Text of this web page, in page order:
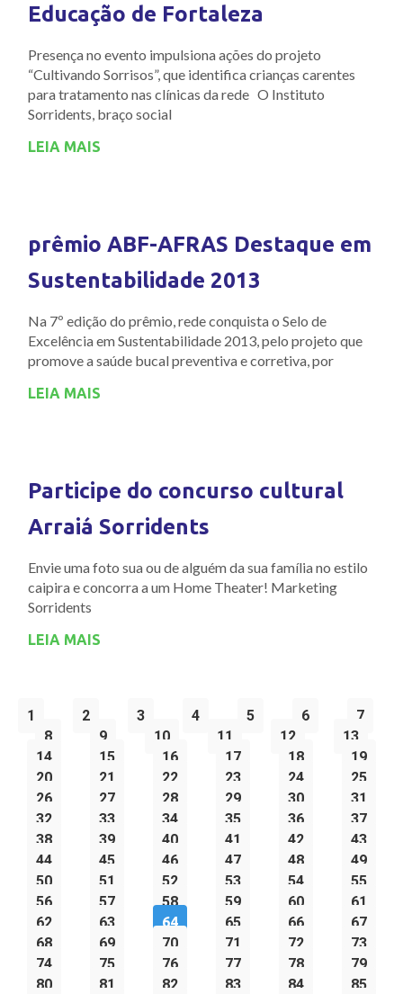
Educação de Fortaleza
Presença no evento impulsiona ações do projeto
“Cultivando Sorrisos”, que identifica crianças carentes
para tratamento nas clínicas da rede O Instituto
Sorridents, braço social
LEIA MAIS
prêmio ABF-AFRAS Destaque em
Sustentabilidade 2013
Na 7º edição do prêmio, rede conquista o Selo de
Excelência em Sustentabilidade 2013, pelo projeto que
promove a saúde bucal preventiva e corretiva, por
LEIA MAIS
Participe do concurso cultural
Arraiá Sorridents
Envie uma foto sua ou de alguém da sua família no estilo
caipira e concorra a um Home Theater! Marketing
Sorridents
LEIA MAIS
1 2 3 4 5 6
7
8
9 10 11 12
13
14
15 16 17 18
19
20
21 22 23 24
25
26
27 28 29 30
31
32
33 34 35 36
37
38
39 40 41 42
43
44
45 46 47 48
49
50
51 52 53 54
55
56
57 58 59 60
61
62
63 64 65 66
67
68
69 70 71 72
73
74
75 76 77 78
79
80
81 82 83 84
85